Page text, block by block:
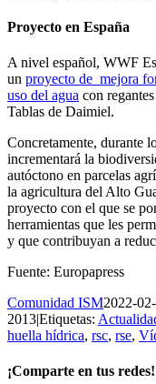
Proyecto en España
A nivel español, WWF
un proyecto de mejora
uso del agua con
Tablas de Daimiel.
Concretamente, durante
incrementará la
autóctono en parcelas
la agricultura del Alto
proyecto con el que se
herramientas que les
y que contribuyan a
Fuente: Europapress
Comunidad ISM2022-
2013|Etiquetas:
huella hídrica, rsc, rse,
¡Comparte en tus redes!